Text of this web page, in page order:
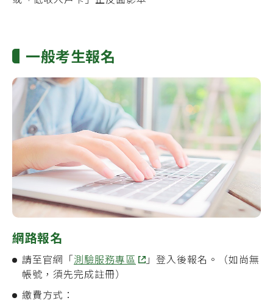
一般考生報名
網路報名
請至官網「測驗服務專區 」 登入後報名。（如尚無
帳號，須先完成註冊）
繳費方式：